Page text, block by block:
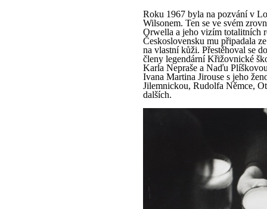
Roku 1967 byla na pozvání v
Wilsonem. Ten se ve svém
Orwella a jeho vizím totalitních
Československu mu připadala
na vlastní kůži. Přestěhoval se
členy legendární Křižovnické
Karla Nepraše a Naďu
Ivana Martina Jirouse s jeho
Jilemnickou, Rudolfa Němce,
dalších.